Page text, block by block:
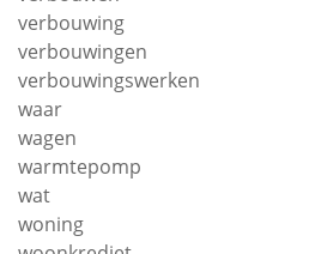
verbouwing
verbouwingen
verbouwingswerken
waar
wagen
warmtepomp
wat
woning